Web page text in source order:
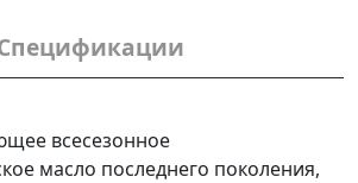
всесезонное
масло последнего поколения,